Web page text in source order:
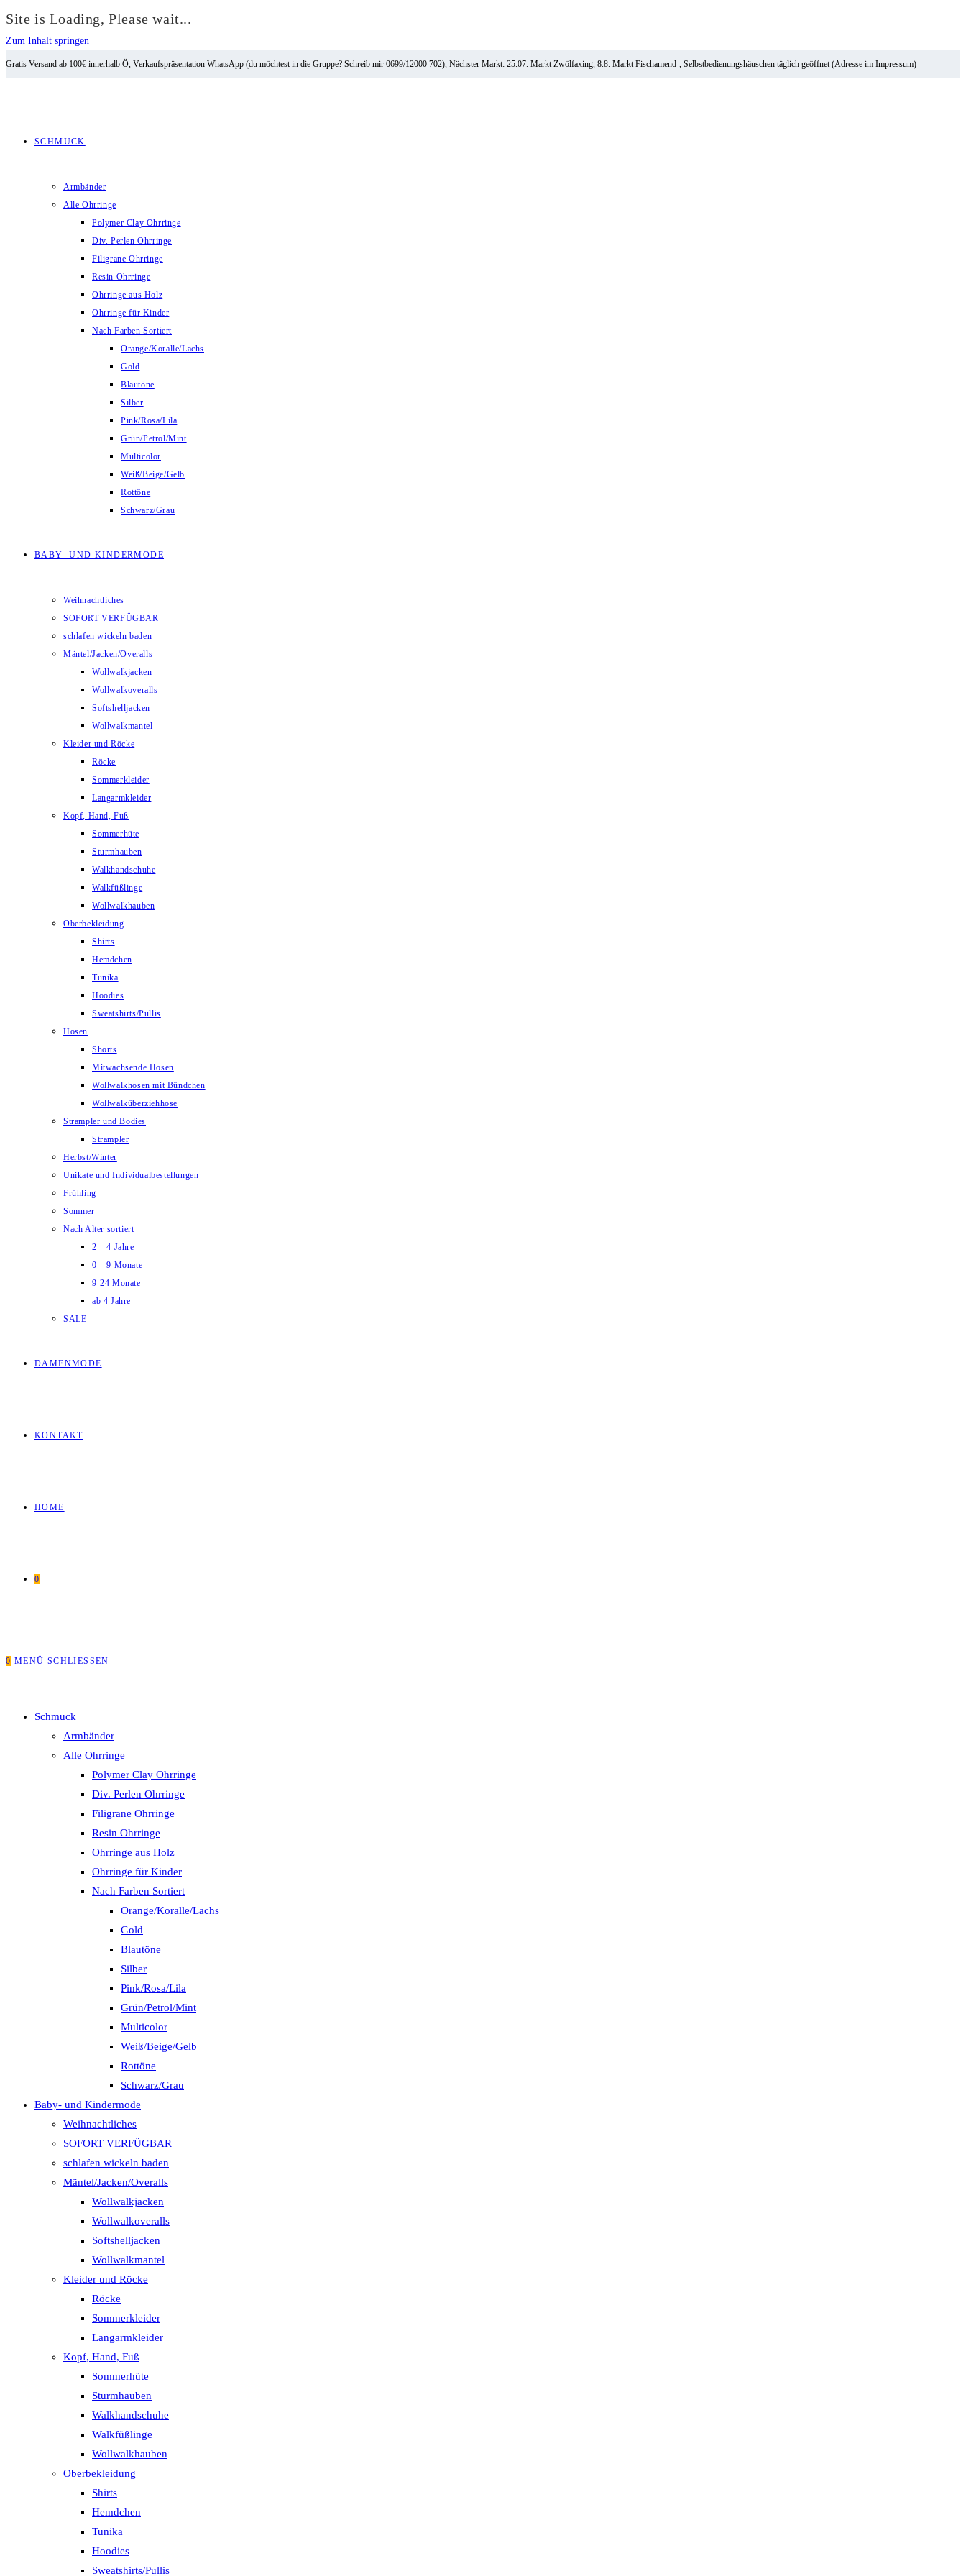
Site is Loading, Please wait...
Zum Inhalt springen
Gratis Versand ab 100€ innerhalb Ö, Verkaufspräsentation WhatsApp (du möchtest in die Gruppe? Schreib mir 0699/12000 702), Nächster Markt: 25.07. Markt Zwölfaxing, 8.8. Markt Fischamend-, Selbstbedienungshäuschen täglich geöffnet (Adresse im Impressum)
SCHMUCK
Armbänder
Alle Ohrringe
Polymer Clay Ohrringe
Div. Perlen Ohrringe
Filigrane Ohrringe
Resin Ohrringe
Ohrringe aus Holz
Ohrringe für Kinder
Nach Farben Sortiert
Orange/Koralle/Lachs
Gold
Blautöne
Silber
Pink/Rosa/Lila
Grün/Petrol/Mint
Multicolor
Weiß/Beige/Gelb
Rottöne
Schwarz/Grau
BABY- UND KINDERMODE
Weihnachtliches
SOFORT VERFÜGBAR
schlafen wickeln baden
Mäntel/Jacken/Overalls
Wollwalkjacken
Wollwalkoveralls
Softshelljacken
Wollwalkmantel
Kleider und Röcke
Röcke
Sommerkleider
Langarmkleider
Kopf, Hand, Fuß
Sommerhüte
Sturmhauben
Walkhandschuhe
Walkfüßlinge
Wollwalkhauben
Oberbekleidung
Shirts
Hemdchen
Tunika
Hoodies
Sweatshirts/Pullis
Hosen
Shorts
Mitwachsende Hosen
Wollwalkhosen mit Bündchen
Wollwalküberziehhose
Strampler und Bodies
Strampler
Herbst/Winter
Unikate und Individualbestellungen
Frühling
Sommer
Nach Alter sortiert
2 – 4 Jahre
0 – 9 Monate
9-24 Monate
ab 4 Jahre
SALE
DAMENMODE
KONTAKT
HOME
0
0 MENÜ SCHLIESSEN
Schmuck
Armbänder
Alle Ohrringe
Polymer Clay Ohrringe
Div. Perlen Ohrringe
Filigrane Ohrringe
Resin Ohrringe
Ohrringe aus Holz
Ohrringe für Kinder
Nach Farben Sortiert
Orange/Koralle/Lachs
Gold
Blautöne
Silber
Pink/Rosa/Lila
Grün/Petrol/Mint
Multicolor
Weiß/Beige/Gelb
Rottöne
Schwarz/Grau
Baby- und Kindermode
Weihnachtliches
SOFORT VERFÜGBAR
schlafen wickeln baden
Mäntel/Jacken/Overalls
Wollwalkjacken
Wollwalkoveralls
Softshelljacken
Wollwalkmantel
Kleider und Röcke
Röcke
Sommerkleider
Langarmkleider
Kopf, Hand, Fuß
Sommerhüte
Sturmhauben
Walkhandschuhe
Walkfüßlinge
Wollwalkhauben
Oberbekleidung
Shirts
Hemdchen
Tunika
Hoodies
Sweatshirts/Pullis